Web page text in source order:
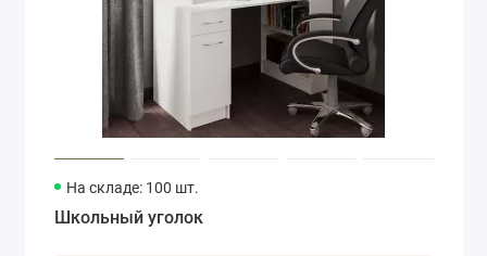
На складе: 100 шт.
Школьный уголок